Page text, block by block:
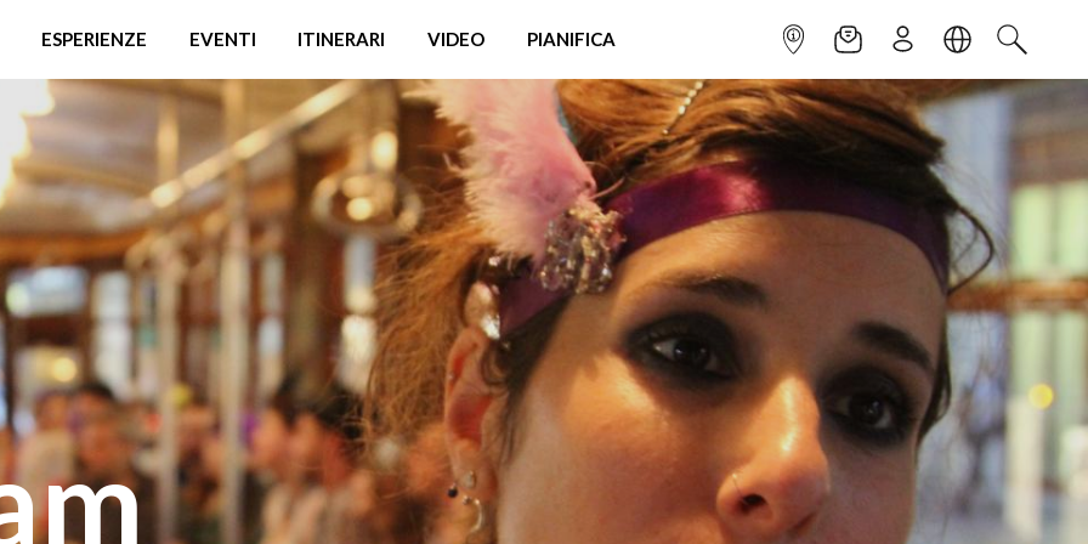
ESPERIENZE EVENTI ITINERARI VIDEO PIANIFICA INFOPOINTNEWSLETTER
ISCRIVITILINGUACERCA